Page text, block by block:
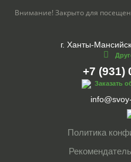
Внимание! Закрыто для
г. Ханты-
+7 (931)
Заказать
Политика